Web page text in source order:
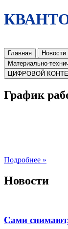
Главная Новости
Материально-
ЦИФРОВОЙ
График
Подробнее »
Новости
Сами